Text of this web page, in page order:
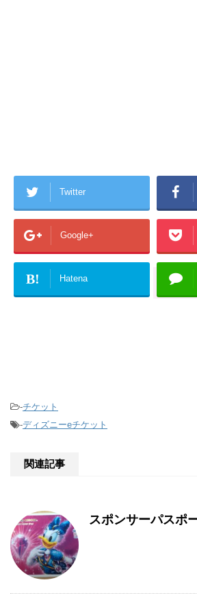
Twitter
Google+
B! Hatena
-チケット
-ディズニーeチケット
関連記事
スポンサーパスポ